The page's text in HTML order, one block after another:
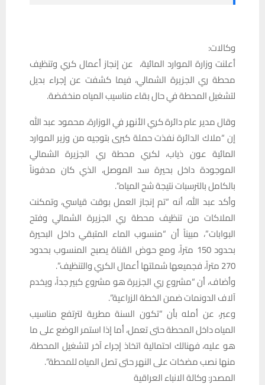
وكالات:
أعلنت وزارة الموارد المائية، عن إنجاز أعمال كري وتنظيف
محطة ري الجزيرة الشمالي، فيما كشفت عن إجراء بديل
لتشغيل المحطة في حال بقاء مناسيب المياه منخفضة.
وقال مدير عام دائرة كري الأنهر في الوزارة، محمود عبد الله
إن “ملاك الدائرة نفذت حملة كبرى بتوجيه من وزير الموارد
المائية عون ذياب، لكري محطة ري الجزيرة الشمالي
الموجودة داخل بحيرة سد الموصل، الذي كان مدفوناً
بالكامل بالترسبات نتيجة شح المياه”.
وأكد عبد الله، أنه “تم إنجاز العمل بوقت قياسي، وتمكنت
الملاكات من تنظيف محطة ري الجزيرة الشمالي وفتح
البوابات”، مبيناً أن “منسوب الماء المتبقي داخل البحيرة
بحدود 150 متراً، ومع حوض القناة يصبح المنسوب بحدود
270 متراً، فجميعها شملتها أعمال الكري والتنظيف”.
وأضاف، أن “مشروع ري الجزيرة هو مشروع كبير جداً، ويخدم
آلاف الدونمات ضمن الخطة الزراعية”.
وعبر، عن أمله بأن “تكون السنة مطرية لترتفع مناسيب
المياه داخل المحطة حتى تعمل، أما إذا استمر الوضع على ما
هو عليه، فهنالك احتمالية اتخاذ إجراء آخر لتشغيل المحطة،
منها نصب مضخات على النهر حتى تصل المياه للمحطة”.
المصدر: وكالة الانباء العراقية